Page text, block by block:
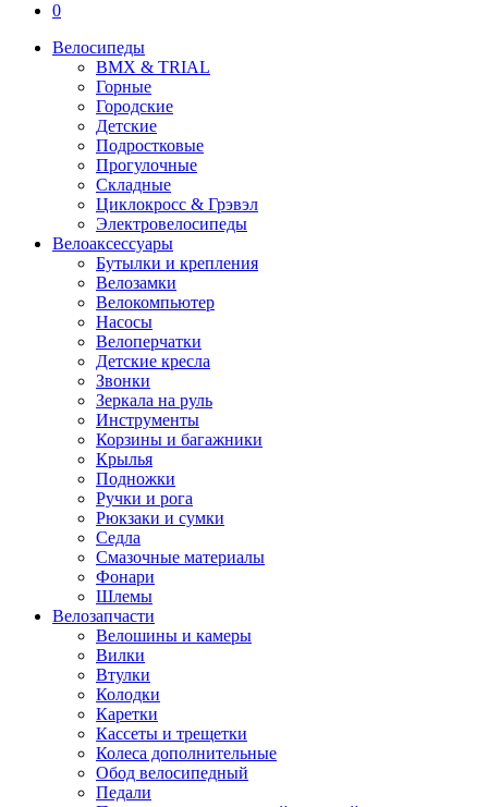
0
Велосипеды
BMX & TRIAL
Горные
Городские
Детские
Подростковые
Прогулочные
Складные
Циклокросс & Грэвэл
Электровелосипеды
Велоаксессуары
Бутылки и крепления
Велозамки
Велокомпьютер
Насосы
Велоперчатки
Детские кресла
Звонки
Зеркала на руль
Инструменты
Корзины и багажники
Крылья
Подножки
Ручки и рога
Рюкзаки и сумки
Седла
Смазочные материалы
Фонари
Шлемы
Велозапчасти
Велошины и камеры
Вилки
Втулки
Колодки
Каретки
Кассеты и трещетки
Колеса дополнительные
Обод велосипедный
Педали